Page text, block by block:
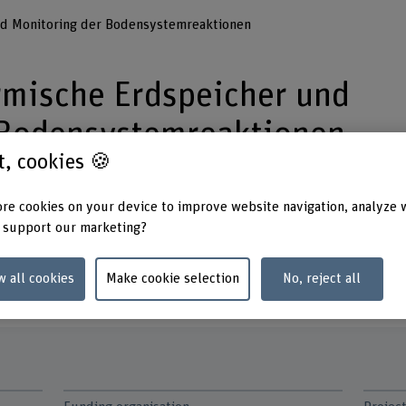
Monitoring der Bodensystemreaktionen
Erdspeicher und
Wasser Bern (ewb) auf
Von gewöhnlichen
die Anlage in der Grösse und im
als Ackerland nutzbar sind.
cookies 🍪
cookies on your device to improve website navigation, analyze
support our marketing?
all cookies Make cookie selection No, reject all